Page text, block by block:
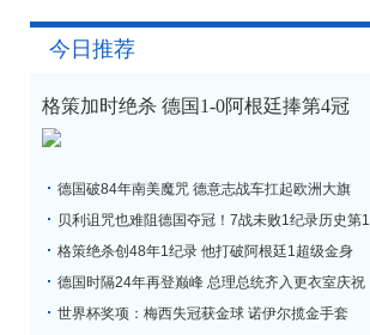
今日推荐
格策加时绝杀 德国1-0阿根廷捧第4冠
德国破84年南美魔咒 德意志战车扛起欧洲大旗
贝利诅咒也难阻德国夺冠！7战未败1纪录历史第1
格策绝杀创48年1纪录 他打破阿根廷1超级金身
德国时隔24年再登巅峰 总理总统齐入更衣室庆祝
世界杯奖项：梅西失冠获金球 诺伊尔揽金手套